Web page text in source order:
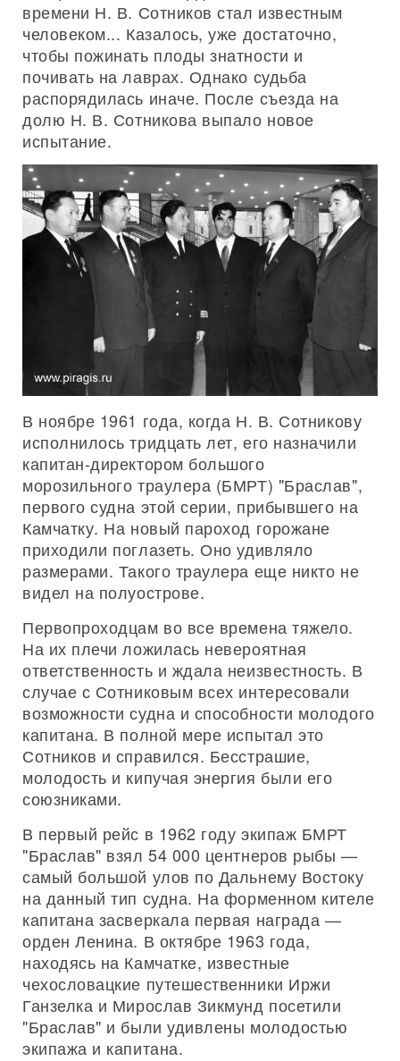
времени Н. В. Сотников стал известным
человеком... Казалось, уже достаточно,
чтобы пожинать плоды знатности и
почивать на лаврах. Однако судьба
распорядилась иначе. После съезда на
долю Н. В. Сотникова выпало новое
испытание.
В ноябре 1961 года, когда Н. В. Сотникову
исполнилось тридцать лет, его назначили
капитан-директором большого
морозильного траулера (БМРТ) "Браслав",
первого судна этой серии, прибывшего на
Камчатку. На новый пароход горожане
приходили поглазеть. Оно удивляло
размерами. Такого траулера еще никто не
видел на полуострове.
Первопроходцам во все времена тяжело.
На их плечи ложилась невероятная
ответственность и ждала неизвестность. В
случае с Сотниковым всех интересовали
возможности судна и способности молодого
капитана. В полной мере испытал это
Сотников и справился. Бесстрашие,
молодость и кипучая энергия были его
союзниками.
В первый рейс в 1962 году экипаж БМРТ
"Браслав" взял 54 000 центнеров рыбы —
самый большой улов по Дальнему Востоку
на данный тип судна. На форменном кителе
капитана засверкала первая награда —
орден Ленина. В октябре 1963 года,
находясь на Камчатке, известные
чехословацкие путешественники Иржи
Ганзелка и Мирослав Зикмунд посетили
"Браслав" и были удивлены молодостью
экипажа и капитана.